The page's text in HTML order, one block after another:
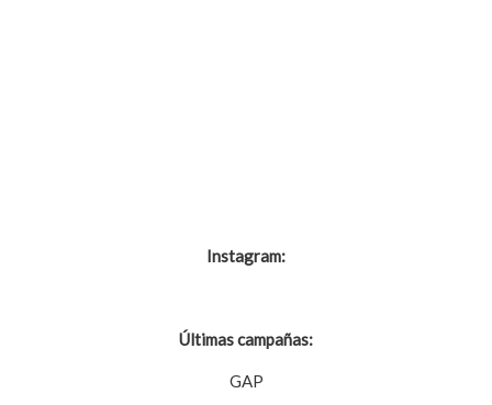
Instagram:
Últimas campañas:
GAP